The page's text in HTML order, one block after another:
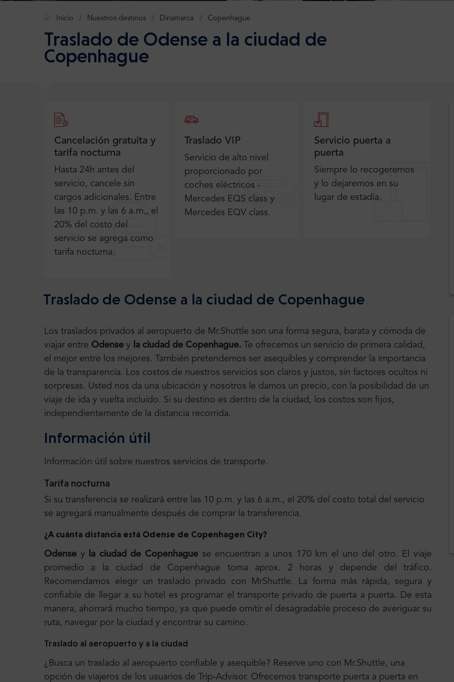
Inicio Nuestros destinos Dinamarca Copenhague
Traslado de Odense a la ciudad de
Copenhague
Cancelación gratuita y
tarifa nocturna
Hasta 24h antes del
servicio, cancele sin
cargos adicionales. Entre
las 10 p.m. y las 6 a.m., el
20% del costo del
servicio se agrega como
tarifa nocturna.
Traslado VIP
Servicio de alto nivel
proporcionado por
coches eléctricos -
Mercedes EQS class y
Mercedes EQV class.
Servicio puerta a
puerta
Siempre lo recogeremos
y lo dejaremos en su
lugar de estadía.
Traslado de Odense a la ciudad de Copenhague
Los traslados privados al aeropuerto de Mr.Shuttle son una forma segura, barata y cómoda de
viajar entre Odense y la ciudad de Copenhague.
Te ofrecemos un servicio de primera calidad,
el mejor entre los mejores. También pretendemos ser asequibles y comprender la importancia
de la transparencia. Los costos de nuestros servicios son claros y justos, sin factores ocultos ni
sorpresas. Usted nos da una ubicación y nosotros le damos un precio, con la posibilidad de un
viaje de ida y vuelta incluido. Si su destino es dentro de la ciudad, los costos son fijos,
independientemente de la distancia recorrida.
Información útil
Información útil sobre nuestros servicios de transporte.
Tarifa nocturna
Si su transferencia se realizará entre las 10 p.m. y las 6 a.m., el 20% del costo total del servicio
se agregará manualmente después de comprar la transferencia.
¿A cuánta distancia está Odense de Copenhagen City?
Odense y la ciudad de Copenhaguese encuentran a unos 170 km el uno del otro. El viaje
promedio a la ciudad de Copenhague toma aprox. 2 horas y depende del tráfico.
Recomendamos elegir un traslado privado con MrShuttle. La forma más rápida, segura y
confiable de llegar a su hotel es programar el transporte privado de puerta a puerta. De esta
manera, ahorrará mucho tiempo, ya que puede omitir el desagradable proceso de averiguar su
ruta, navegar por la ciudad y encontrar su camino.
Traslado al aeropuerto y a la ciudad
¿Busca un traslado al aeropuerto confiable y asequible? Reserve uno con Mr.Shuttle, una
opción de viajeros de los usuarios de Trip-Advisor. Ofrecemos transporte puerta a puerta en